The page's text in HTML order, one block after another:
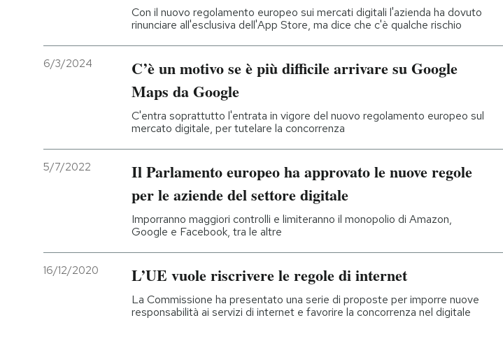
Con il nuovo regolamento europeo sui mercati digitali l'azienda ha dovuto
rinunciare all'esclusiva dell'App Store, ma dice che c'è qualche rischio
6/3/2024
C’è un motivo se è più difficile arrivare su Google
Maps da Google
C'entra soprattutto l'entrata in vigore del nuovo regolamento europeo sul
mercato digitale, per tutelare la concorrenza
5/7/2022
Il Parlamento europeo ha approvato le nuove regole
per le aziende del settore digitale
Imporranno maggiori controlli e limiteranno il monopolio di Amazon,
Google e Facebook, tra le altre
16/12/2020 L’UE vuole riscrivere le regole di internet
La Commissione ha presentato una serie di proposte per imporre nuove
responsabilità ai servizi di internet e favorire la concorrenza nel digitale